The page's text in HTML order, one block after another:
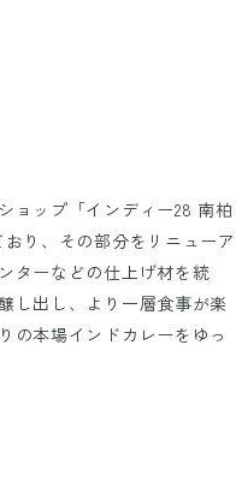
ョップ「インディー28 南柏
り、その部分をリニューア
ターなどの仕上げ材を統
し出し、より一層食事が楽
の本場インドカレーをゆっ